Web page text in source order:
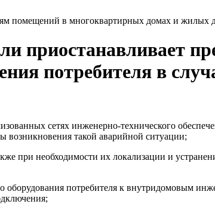
помещений в многоквартирных домах и жилых
приостанавливает
потребителя в
сетях инженерно-технического
возникновения такой аварийной ситуации;
при необходимости их локализации и
оборудования потребителя к внутридомовым